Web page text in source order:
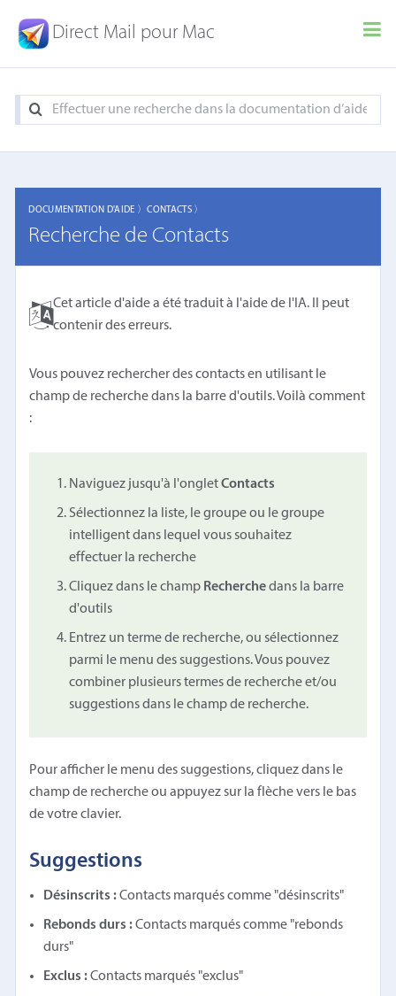
Direct Mail pour Mac
DOCUMENTATION D'AIDE 〉CONTACTS 〉
Recherche de Contacts
Cet article d'aide a été traduit à l'aide de l'IA. Il peut
contenir des erreurs.
Vous pouvez rechercher des contacts en utilisant le
champ de recherche dans la barre d'outils. Voilà comment
:
Naviguez jusqu'à l'ongletContacts
Sélectionnez la liste, le groupe ou le groupe
intelligent dans lequel vous souhaitez
effectuer la recherche
Cliquez dans le champ Recherchedans la barre
d'outils
Entrez un terme de recherche, ou sélectionnez
parmi le menu des suggestions. Vous pouvez
combiner plusieurs termes de recherche et/ou
suggestions dans le champ de recherche.
Pour afficher le menu des suggestions, cliquez dans le
champ de recherche ou appuyez sur la flèche vers le bas
de votre clavier.
Suggestions
Désinscrits :Contacts marqués comme "désinscrits"
Rebonds durs :Contacts marqués comme "rebonds
durs"
Exclus :Contacts marqués "exclus"